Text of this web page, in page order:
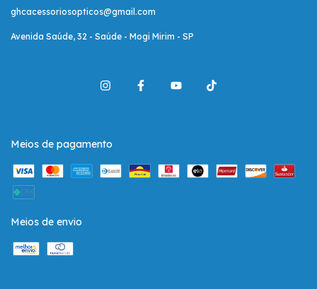
ghcacessoriosopticos@gmail.com
Avenida Saúde, 32 - Saúde - Mogi Mirim - SP
Meios de pagamento
Meios de envio